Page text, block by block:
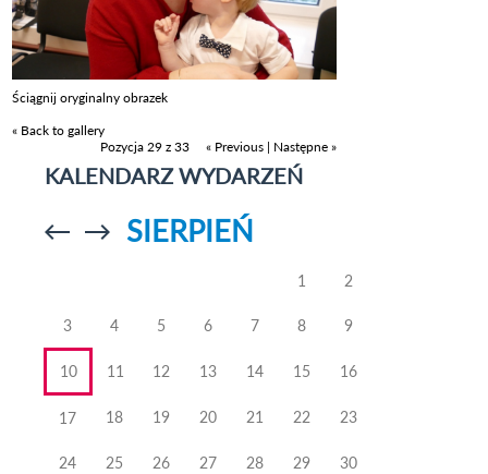
Ściągnij oryginalny obrazek
« Back to gallery
Pozycja 29 z 33
« Previous | Następne »
KALENDARZ WYDARZEŃ
Przejdź doPrzejdź do
SIERPIEŃ
1 2
3 4 5 6 7 8 9
10 11 12 13 14 15 16
17 18 19 20 21 22 23
24 25 26 27 28 29 30